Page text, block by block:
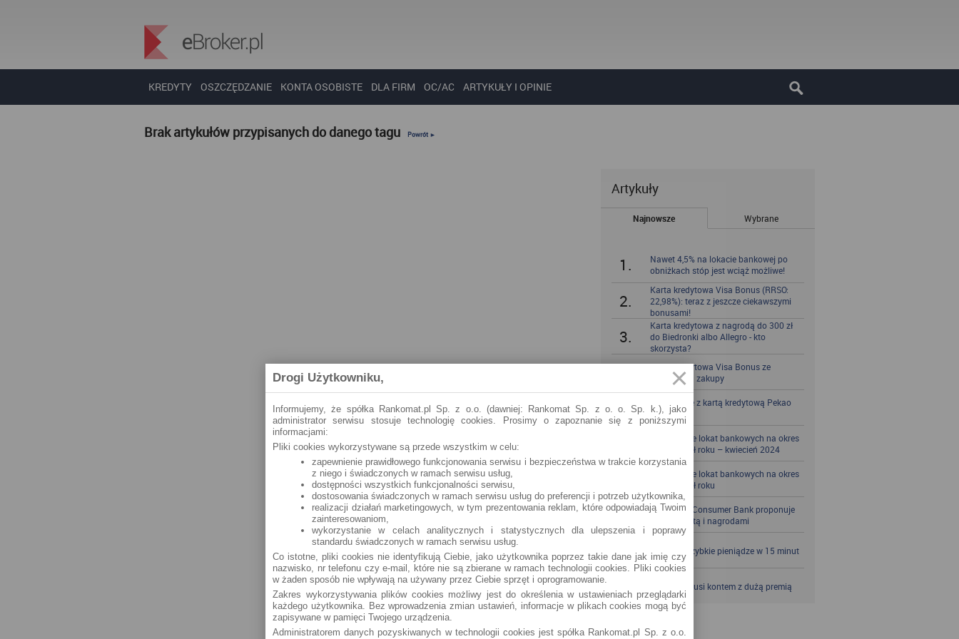
KREDYTY OSZCZĘDZANIE KONTA OSOBISTE DLA FIRM OC/AC ARTYKUŁY I OPINIE
Brak artykułów przypisanych do danego tagu Powrót ►
Artykuły
Najnowsze Wybrane
1.
Nawet 4,5% na lokacie bankowej po
obniżkach stóp jest wciąż możliwe!
2.
Karta kredytowa Visa Bonus (RRSO:
22,98%): teraz z jeszcze ciekawszymi
bonusami!
3.
Karta kredytowa z nagrodą do 300 zł
do Biedronki albo Allegro - kto
skorzysta?
Karta kredytowa Visa Bonus ze
zwrotem za zakupy
5.
Zbieraj mile z kartą kredytową Pekao
S.A.
Porównanie lokat bankowych na okres
powyżej pół roku – kwiecień 2024
Porównanie lokat bankowych na okres
powyżej pół roku
8.
Santander Consumer Bank proponuje
jesień z kartą i nagrodami
9. SKOK po szybkie pieniądze w 15 minut
10. VeloBank kusi kontem z dużą premią
Drogi Użytkowniku,
Informujemy, że spółka Rankomat.pl Sp. z o.o. (dawniej: Rankomat Sp. z o. o. Sp. k.), jako
administrator serwisu stosuje technologię cookies. Prosimy o zapoznanie się z poniższymi
informacjami:
Pliki cookies wykorzystywane są przede wszystkim w celu:
zapewnienie prawidłowego funkcjonowania serwisu i bezpieczeństwa w trakcie korzystania
z niego i świadczonych w ramach serwisu usług,
dostępności wszystkich funkcjonalności serwisu,
dostosowania świadczonych w ramach serwisu usług do preferencji i potrzeb użytkownika,
realizacji działań marketingowych, w tym prezentowania reklam, które odpowiadają Twoim
zainteresowaniom,
wykorzystanie w celach analitycznych i statystycznych dla ulepszenia i poprawy
standardu świadczonych w ramach serwisu usług.
Co istotne, pliki cookies nie identyfikują Ciebie, jako użytkownika poprzez takie dane jak imię czy
nazwisko, nr telefonu czy e-mail, które nie są zbierane w ramach technologii cookies. Pliki cookies
w żaden sposób nie wpływają na używany przez Ciebie sprzęt i oprogramowanie.
Zakres wykorzystywania plików cookies możliwy jest do określenia w ustawieniach przeglądarki
każdego użytkownika. Bez wprowadzenia zmian ustawień, informacje w plikach cookies mogą być
zapisywane w pamięci Twojego urządzenia.
Administratorem danych pozyskiwanych w technologii cookies jest spółka Rankomat.pl Sp. z o.o.